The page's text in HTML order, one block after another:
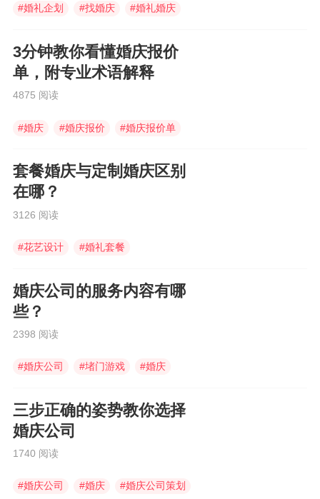
#婚礼企划 #找婚庆 #婚礼婚庆
3分钟教你看懂婚庆报价
单，附专业术语解释
4875 阅读
#婚庆 #婚庆报价 #婚庆报价单
套餐婚庆与定制婚庆区别
在哪？
3126 阅读
#花艺设计 #婚礼套餐
婚庆公司的服务内容有哪
些？
2398 阅读
#婚庆公司 #堵门游戏 #婚庆
三步正确的姿势教你选择
婚庆公司
1740 阅读
#婚庆公司 #婚庆 #婚庆公司策划